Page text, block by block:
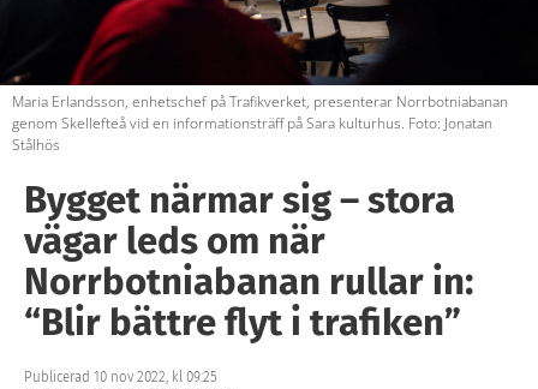
Maria Erlandsson, enhetschef på Trafikverket, presenterar Norrbotniabanan
genom Skellefteå vid en informationsträff på Sara kulturhus. Foto: Jonatan
Stålhös
Bygget närmar sig – stora
vägar leds om när
Norrbotniabanan rullar in:
“Blir bättre flyt i trafiken”
Publicerad 10 nov 2022, kl 09:25